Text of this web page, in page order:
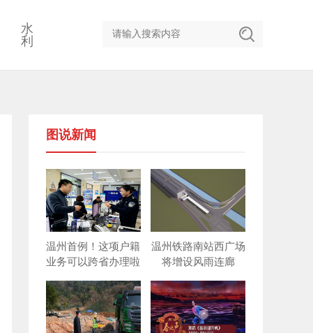
水
利
图说新闻
温州首例！这项户籍
业务可以跨省办理啦
温州铁路南站西广场
将增设风雨连廊